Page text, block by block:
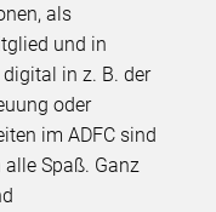
als
und in
in z. B. der
oder
im ADFC sind
Spaß. Ganz